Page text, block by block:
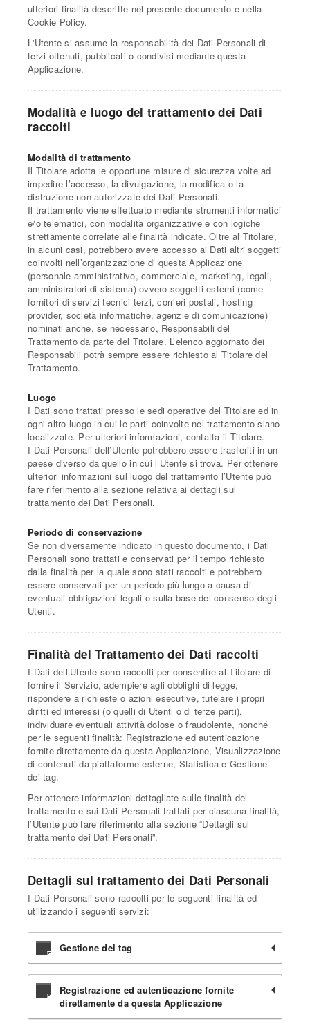
ulteriori finalità descritte nel presente documento e nella
Cookie Policy.
L'Utente si assume la responsabilità dei Dati Personali di
terzi ottenuti, pubblicati o condivisi mediante questa
Applicazione.
Modalità e luogo del trattamento dei Dati
raccolti
Modalità di trattamento
Il Titolare adotta le opportune misure di sicurezza volte ad
impedire l’accesso, la divulgazione, la modifica o la
distruzione non autorizzate dei Dati Personali.
Il trattamento viene effettuato mediante strumenti informatici
e/o telematici, con modalità organizzative e con logiche
strettamente correlate alle finalità indicate. Oltre al Titolare,
in alcuni casi, potrebbero avere accesso ai Dati altri soggetti
coinvolti nell’organizzazione di questa Applicazione
(personale amministrativo, commerciale, marketing, legali,
amministratori di sistema) ovvero soggetti esterni (come
fornitori di servizi tecnici terzi, corrieri postali, hosting
provider, società informatiche, agenzie di comunicazione)
nominati anche, se necessario, Responsabili del
Trattamento da parte del Titolare. L’elenco aggiornato dei
Responsabili potrà sempre essere richiesto al Titolare del
Trattamento.
Luogo
I Dati sono trattati presso le sedi operative del Titolare ed in
ogni altro luogo in cui le parti coinvolte nel trattamento siano
localizzate. Per ulteriori informazioni, contatta il Titolare.
I Dati Personali dell’Utente potrebbero essere trasferiti in un
paese diverso da quello in cui l’Utente si trova. Per ottenere
ulteriori informazioni sul luogo del trattamento l’Utente può
fare riferimento alla sezione relativa ai dettagli sul
trattamento dei Dati Personali.
Periodo di conservazione
Se non diversamente indicato in questo documento, i Dati
Personali sono trattati e conservati per il tempo richiesto
dalla finalità per la quale sono stati raccolti e potrebbero
essere conservati per un periodo più lungo a causa di
eventuali obbligazioni legali o sulla base del consenso degli
Utenti.
Finalità del Trattamento dei Dati raccolti
I Dati dell’Utente sono raccolti per consentire al Titolare di
fornire il Servizio, adempiere agli obblighi di legge,
rispondere a richieste o azioni esecutive, tutelare i propri
diritti ed interessi (o quelli di Utenti o di terze parti),
individuare eventuali attività dolose o fraudolente, nonché
per le seguenti finalità: Registrazione ed autenticazione
fornite direttamente da questa Applicazione, Visualizzazione
di contenuti da piattaforme esterne, Statistica e Gestione
dei tag.
Per ottenere informazioni dettagliate sulle finalità del
trattamento e sui Dati Personali trattati per ciascuna finalità,
l’Utente può fare riferimento alla sezione “Dettagli sul
trattamento dei Dati Personali”.
Dettagli sul trattamento dei Dati Personali
I Dati Personali sono raccolti per le seguenti finalità ed
utilizzando i seguenti servizi:
Gestione dei tag
Registrazione ed autenticazione fornite
direttamente da questa Applicazione